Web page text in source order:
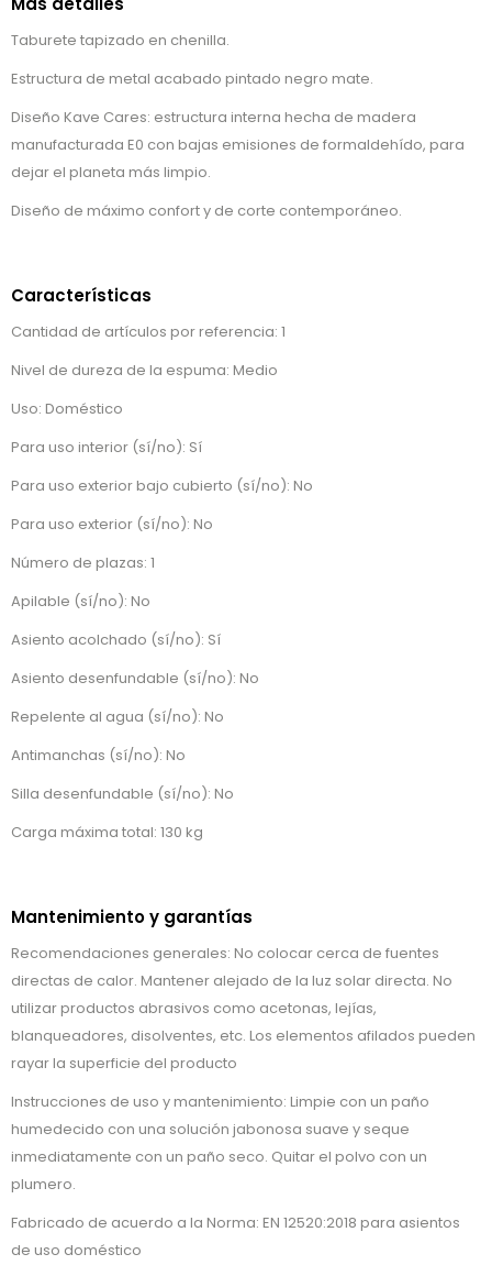
Taburete tapizado en chenilla.
Estructura de metal acabado pintado negro mate.
Diseño Kave Cares: estructura interna hecha de madera
manufacturada E0 con bajas emisiones de formaldehído, para
dejar el planeta más limpio.
Diseño de máximo confort y de corte contemporáneo.
Características
Cantidad de artículos por referencia: 1
Nivel de dureza de la espuma: Medio
Uso: Doméstico
Para uso interior (sí/no): Sí
Para uso exterior bajo cubierto (sí/no): No
Para uso exterior (sí/no): No
Número de plazas: 1
Apilable (sí/no): No
Asiento acolchado (sí/no): Sí
Asiento desenfundable (sí/no): No
Repelente al agua (sí/no): No
Antimanchas (sí/no): No
Silla desenfundable (sí/no): No
Carga máxima total: 130 kg
Mantenimiento y garantías
Recomendaciones generales: No colocar cerca de fuentes
directas de calor. Mantener alejado de la luz solar directa. No
utilizar productos abrasivos como acetonas, lejías,
blanqueadores, disolventes, etc. Los elementos afilados pueden
rayar la superficie del producto
Instrucciones de uso y mantenimiento: Limpie con un paño
humedecido con una solución jabonosa suave y seque
inmediatamente con un paño seco. Quitar el polvo con un
plumero.
Fabricado de acuerdo a la Norma: EN 12520:2018 para asientos
de uso doméstico